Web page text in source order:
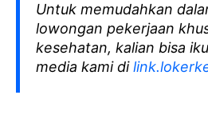
Untuk memudahkan
lowongan pekerjaan
kesehatan, kalian bisa
media kami di